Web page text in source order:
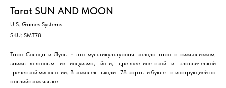
Tarot SUN AND MOON
U.S. Games Systems
SKU: SMT78
Таро Солнца и Луны - это мультикультурная колода таро с символизмом,
заимствованным из индуизма, йоги, древнеегипетской и классической
греческой мифологии. В комплект входит 78 карты и буклет с инструкцией на
английском языке.